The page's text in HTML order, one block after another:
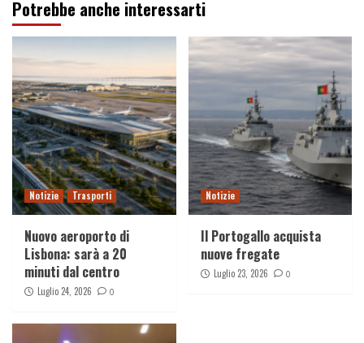
Potrebbe anche interessarti
Notizie Trasporti
Nuovo aeroporto di
Lisbona: sarà a 20
minuti dal centro
Luglio 24, 2026 0
Notizie
Il Portogallo acquista
nuove fregate
Luglio 23, 2026 0